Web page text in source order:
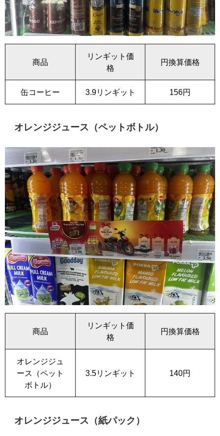
商品
リンギット価
格
円換算価格
缶コーヒー 3.9リンギット 156円
オレンジジュース（ペットボトル）
商品
リンギット価
格
円換算価格
オレンジジュ
ース（ペット
ボトル）
3.5リンギット 140円
オレンジジュース（紙パック）